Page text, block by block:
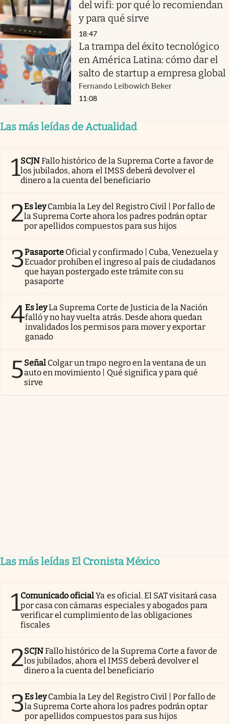
del wifi: por qué lo recomiendan
y para qué sirve
18:47
La trampa del éxito tecnológico
en América Latina: cómo dar el
salto de startup a empresa global
Fernando Leibowich Beker
11:08
Las más leídas de Actualidad
1SCJNFallo histórico de la Suprema Corte a favor de
los jubilados, ahora el IMSS deberá devolver el
dinero a la cuenta del beneficiario
2Es ley Cambia la Ley del Registro Civil | Por fallo de
la Suprema Corte ahora los padres podrán optar
por apellidos compuestos para sus hijos
3Pasaporte Oficial y confirmado | Cuba, Venezuela y
Ecuador prohíben el ingreso al país de ciudadanos
que hayan postergado este trámite con su
pasaporte
4Es leyLa Suprema Corte de Justicia de la Nación
falló y no hay vuelta atrás. Desde ahora quedan
invalidados los permisos para mover y exportar
ganado
5Señal Colgar un trapo negro en la ventana de un
auto en movimiento | Qué significa y para qué
sirve
Las más leídas El Cronista México
1Comunicado oficialYa es oficial. El SAT visitará casa
por casa con cámaras especiales y abogados para
verificar el cumplimiento de las obligaciones
fiscales
2SCJNFallo histórico de la Suprema Corte a favor de
los jubilados, ahora el IMSS deberá devolver el
dinero a la cuenta del beneficiario
3Es ley Cambia la Ley del Registro Civil | Por fallo de
la Suprema Corte ahora los padres podrán optar
por apellidos compuestos para sus hijos